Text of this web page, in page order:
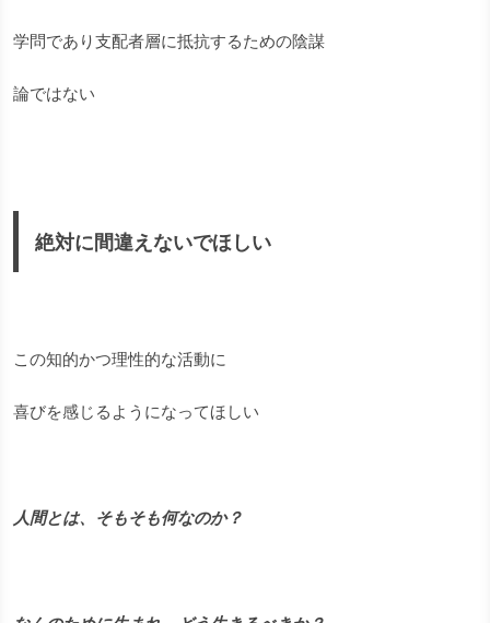
学問であり支配者層に抵抗するための陰謀
論ではない
絶対に間違えないでほしい
この知的かつ理性的な活動に
喜びを感じるようになってほしい
人間とは、そもそも何なのか？